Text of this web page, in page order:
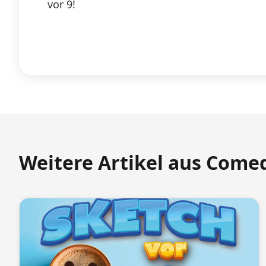
vor 9!
Weitere Artikel aus